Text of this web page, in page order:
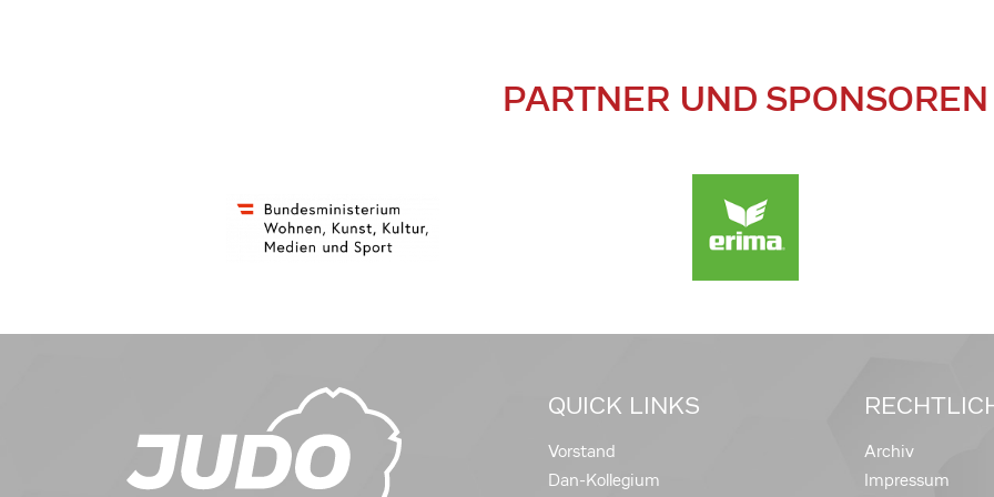
PARTNER UND SPONSOREN
QUICK LINKS
Vorstand
Dan-Kollegium
Archiv
Impressum